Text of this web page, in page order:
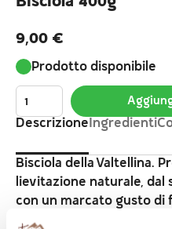
9,00 €
Prodotto disponibile
DescrizioneIngredienti
Bisciola della Valtellina.
lievitazione naturale, dal
con un marcato gusto di
leggermente acido/